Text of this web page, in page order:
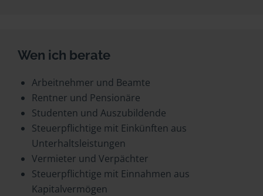
Wen ich berate
Arbeitnehmer und Beamte
Rentner und Pensionäre
Studenten und Auszubildende
Steuerpflichtige mit Einkünften aus
Unterhaltsleistungen
Vermieter und Verpächter
Steuerpflichtige mit Einnahmen aus
Kapitalvermögen